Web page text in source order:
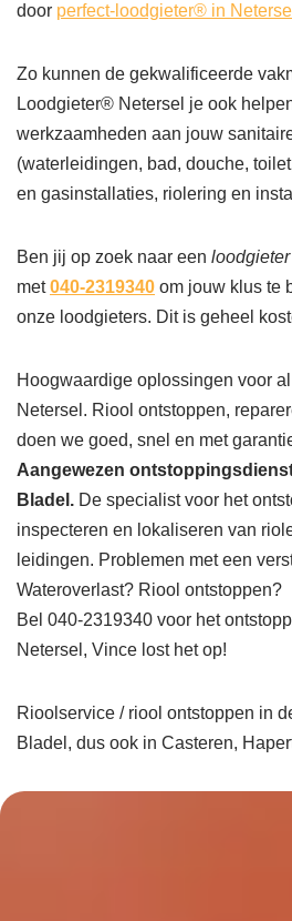
door perfect-loodgieter® in Netersel
Zo kunnen de gekwalificeerde
Loodgieter® Netersel je ook
werkzaamheden aan jouw
(waterleidingen, bad, douche,
en gasinstallaties, riolering en
Ben jij op zoek naar een
met040-2319340 om jouw klus te
onze loodgieters. Dit is geheel
Hoogwaardige oplossingen voor
Netersel. Riool ontstoppen,
doen we goed, snel en met
Aangewezen
Bladel. De specialist voor het
inspecteren en lokaliseren van
leidingen. Problemen met een
Wateroverlast? Riool ontstoppen?
Bel 040-2319340 voor het
Netersel, Vince lost het op!
Rioolservice / riool ontstoppen in
Bladel, dus ook in Casteren,